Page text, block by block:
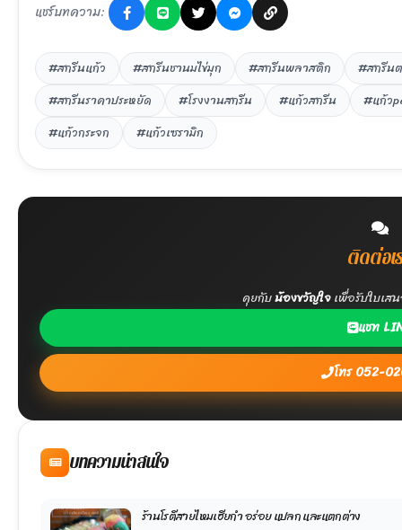
แชร์บทความ:
#สกรีนแก้ว #สกรีนชานมไข่มุก #สกรีนพลาสติก
#สกรีน
#สกรีนราคาประหยัด
#โรงงานสกรีน #แก้วสกรีน
#แก้ว
#แก้วกระจก
#แก้วเซรามิก
ติดต่อเ
คุยกับน้องขวัญใจเพื่อรับใบเส
แชท
โทร 052-
บทความน่าสนใจ
ร้านโรตีสายไหมเฮียกำ อร่อย แปลก และแตกต่าง